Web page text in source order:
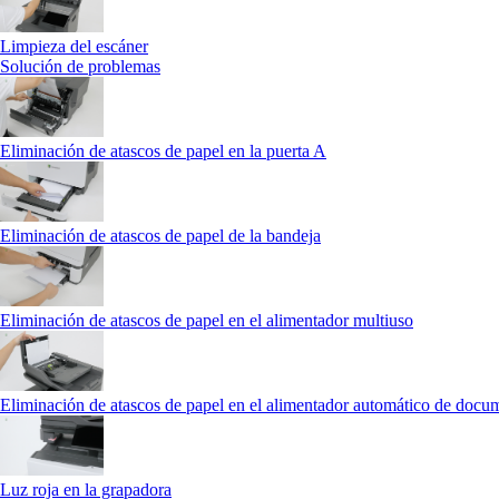
Limpieza del escáner
Solución de problemas
Eliminación de atascos de papel en la puerta A
Eliminación de atascos de papel de la bandeja
Eliminación de atascos de papel en el alimentador multiuso
Eliminación de atascos de papel en el alimentador automático de
Luz roja en la grapadora